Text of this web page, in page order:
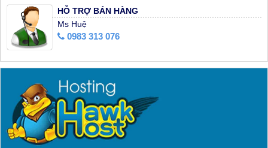
HỖ TRỢ BÁN HÀNG
Ms Huệ
0983 313 076